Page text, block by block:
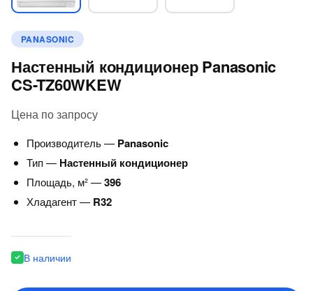
PANASONIC
Настенный кондиционер Panasonic
CS-TZ60WKEW
Цена по запросу
Производитель — Panasonic
Тип — Настенный кондиционер
Площадь, м² —396
Хладагент — R32
В наличии